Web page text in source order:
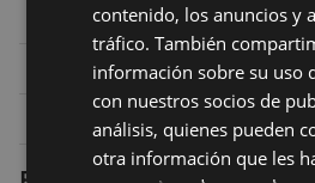
Domingo 24 17:00
Domingo 24 20:00
Lunes 25 20:30
contenido, los anuncios y
tráfico. También
información sobre su uso
con nuestros socios de
análisis, quienes pueden
otra información que les